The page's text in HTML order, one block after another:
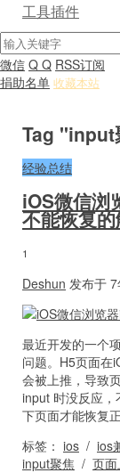
工具插件
微信 Q Q RSS订阅
捐助名单 收藏本站
Tag "input
经验总结
iOS微信浏
不能恢复
1
Deshun 发布于
最近开发的一个
问题。H5页面在
会被上推，导致
input 时没反应
下页面才能恢复
标签： ios / ios
input聚焦 / 页